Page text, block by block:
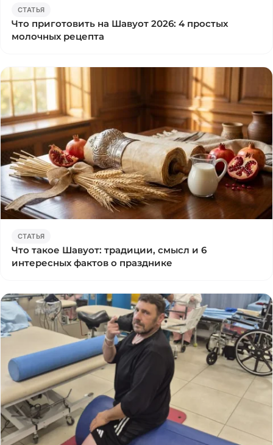
СТАТЬЯ
Что приготовить на Шавуот 2026: 4 простых
молочных рецепта
СТАТЬЯ
Что такое Шавуот: традиции, смысл и 6
интересных фактов о празднике